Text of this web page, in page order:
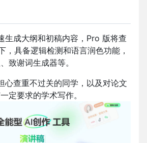
生成大纲和初稿内容，Pro 版将查
，具备逻辑检测和语言润色功能，
致谢词生成器等。
心查重不过关的同学，以及对论文
定要求的学术写作。